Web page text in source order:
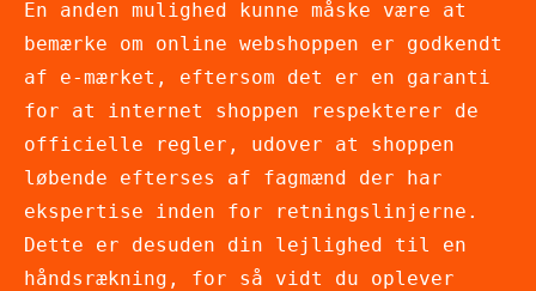
En anden mulighed kunne måske være at
bemærke om online webshoppen er godkendt
af e-mærket, eftersom det er en garanti
for at internet shoppen respekterer de
officielle regler, udover at shoppen
løbende efterses af fagmænd der har
ekspertise inden for retningslinjerne.
Dette er desuden din lejlighed til en
håndsrækning, for så vidt du oplever